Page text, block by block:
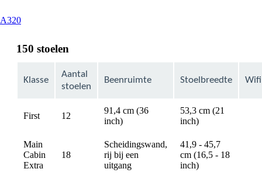
A320This
be
150 stoelen
Klasse
Aantal
stoelen
Beenruimte Stoelbreedte Wifi
First 12
91,4 cm (36
inch)
53,3 cm (21
inch)
Main
Cabin
Extra
18
Scheidingswand,
rij bij een
uitgang
41,9 - 45,7
cm (16,5 - 18
inch)